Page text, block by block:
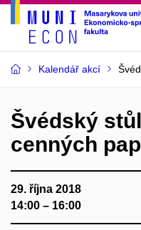
Kalendář akcí
Švédský
cenných
29. října 2018
14:00 – 16:00